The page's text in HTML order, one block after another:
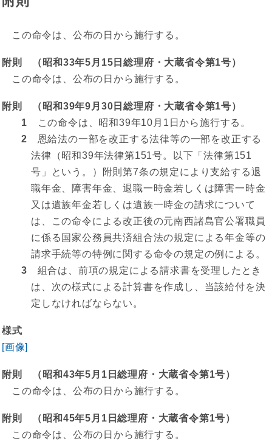
この命令は、公布の日から施行する。
附則 （昭和33年5月15日総理府・大蔵省令第1号）
この命令は、公布の日から施行する。
附則 （昭和39年9月30日総理府・大蔵省令第1号）
1 この命令は、昭和39年10月1日から施行する。
2 恩給法の一部を改正する法律等の一部を改正する
法律（昭和39年法律第151号。以下「法律第151
号」という。）附則第7条の規定により支給する退
職年金、障害年金、退職一時金若しくは障害一時金
又は遺族年金若しくは遺族一時金の請求について
は、この命令による改正後の元南西諸島官公署職員
に係る国家公務員共済組合法の規定による年金等の
請求手続等の特例に関する命令の規定の例による。
3 組合は、前項の規定による請求書を受理したとき
は、次の様式による計算書を作成し、当該給付を決
定しなければならない。
様式
[画像]
附則 （昭和43年5月1日総理府・大蔵省令第1号）
この命令は、公布の日から施行する。
附則 （昭和45年5月1日総理府・大蔵省令第1号）
この命令は、公布の日から施行する。